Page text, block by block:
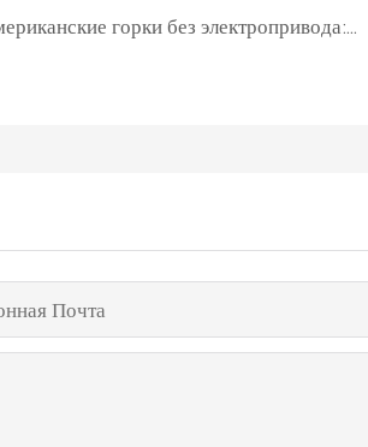
Американские горки без электропривода: как аттракционы с электроприводом от родителей меняют семейные развлечения.
Почта